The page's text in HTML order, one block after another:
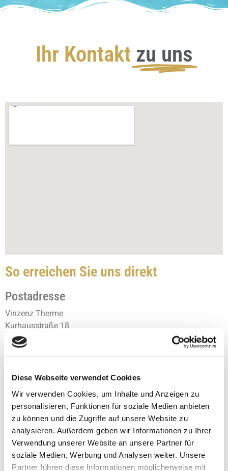
Diese Webseite verwendet Cookies
Wir verwenden Cookies, um Inhalte und Anzeigen zu
personalisieren, Funktionen für soziale Medien anbieten
zu können und die Zugriffe auf unsere Website zu
analysieren. Außerdem geben wir Informationen zu Ihrer
Verwendung unserer Website an unsere Partner für
soziale Medien, Werbung und Analysen weiter. Unsere
Partner führen diese Informationen möglicherweise mit
Ihr Kontakt zu uns
So erreichen Sie uns direkt
Postadresse
Vinzenz Therme
Kurhausstraße 18
73342 Bad Ditzenbach
Kasse
Telefon: 07334 76-600
kontakt@vinzenz.de
Senden Sie uns eine Nachricht!
Sie können sich gerne direkt mit uns in Verbindung setzen
oder unser Kontaktformular benutzen.